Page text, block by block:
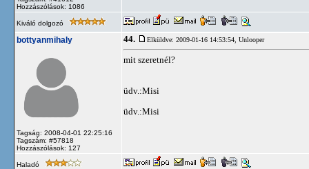
Hozzászólások: 1086
Kiváló dolgozó
bottyanmihaly
Tagság: 2008-04-01 22:25:16
Tagszám: #57818
Hozzászólások: 127
44. Elküldve: 2009-01-16 14:53:54, Unlooper
mit szeretnél?
üdv.:Misi
üdv.:Misi
Haladó